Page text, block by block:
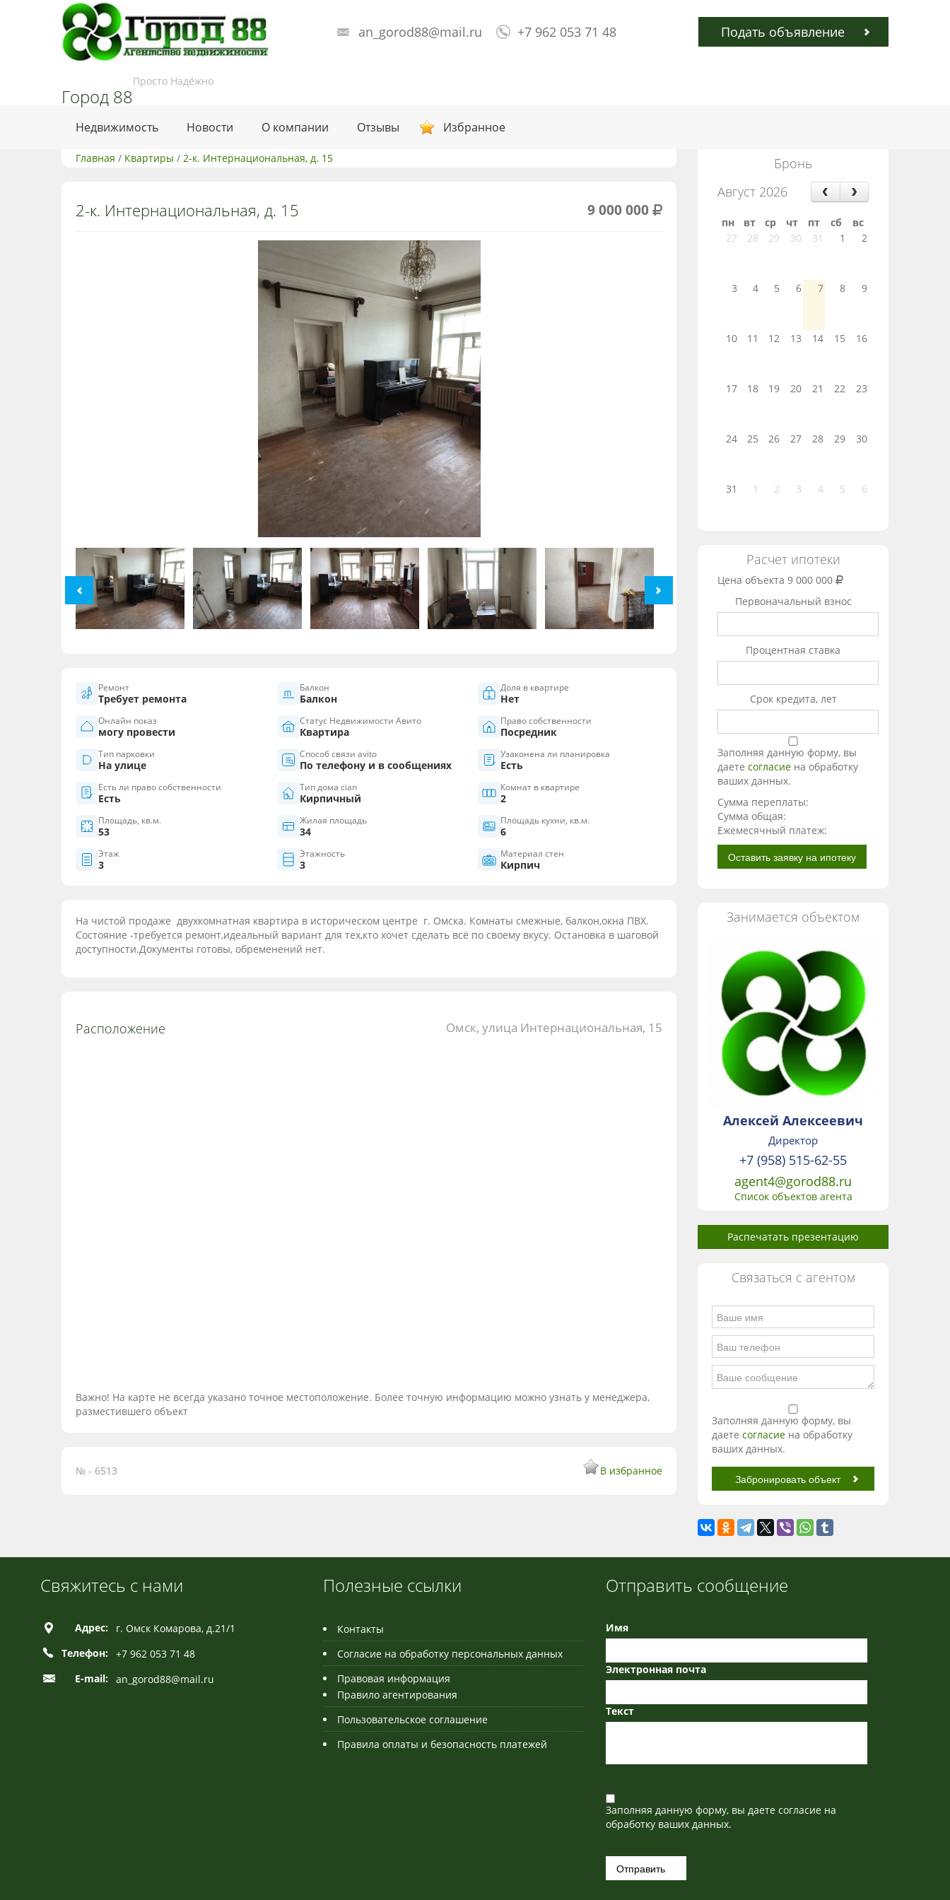
Город 88
Просто Надёжно
an_gorod88@mail.ru +7 962 053 71 48 Подать объявление
Недвижимость Новости О компании Отзывы Избранное
Главная / Квартиры / 2-к. Интернациональная, д. 15
2-к. Интернациональная, д. 15 9 000 000
Ремонт
Требует ремонта
Балкон
Балкон
Доля в квартире
Нет
Онлайн показ
могу провести
Статус Недвижимости Авито
Квартира
Право собственности
Посредник
Тип парковки
На улице
Способ связи avito
По телефону и в сообщениях
Узаконена ли планировка
Есть
Есть ли право собственности
Есть
Тип дома cian
Кирпичный
Комнат в квартире
2
Площадь, кв.м.
53
Жилая площадь
34
Площадь кухни, кв.м.
6
Этаж
3
Этажность
3
Материал стен
Кирпич
На чистой продаже двухкомнатная квартира в историческом центре г. Омска. Комнаты смежные, балкон,окна ПВХ.
Состояние -требуется ремонт,идеальный вариант для тех,кто хочет сделать всё по своему вкусу. Остановка в шаговой
доступности.Документы готовы, обременений нет.
Расположение Омск, улица Интернациональная, 15
Важно! На карте не всегда указано точное местоположение. Более точную информацию можно узнать у менеджера,
разместившего объект
№ - 6513 В избранное
Бронь
Август 2026
пн вт ср чт пт сб
вс
27
28 29 30 31 1 2
3 4 5 6 7 8 9
10 11 12 13 14 15 16
17 18 19 20 21 22 23
24 25 26 27 28 29 30
31 1 2 3 4 5 6
Расчет ипотеки
Цена объекта 9 000 000
Первоначальный взнос
Процентная ставка
Срок кредита, лет
Заполняя данную форму, вы
даете согласие на обработку
ваших данных.
Сумма переплаты:
Сумма общая:
Ежемесячный платеж:
Оставить заявку на ипотеку
Занимается объектом
Алексей Алексеевич
Директор
+7 (958) 515-62-55
agent4@gorod88.ru
Список объектов агента
Распечатать презентацию
Связаться с агентом
Заполняя данную форму, вы
даете согласие на обработку
ваших данных.
Свяжитесь с нами
Адрес:
г. Омск Комарова, д.21/1
Телефон: +7 962 053 71 48
E-mail: an_gorod88@mail.ru
Полезные ссылки
Контакты
Согласие на обработку персональных данных
Правовая информация
Правило агентирования
Пользовательское соглашение
Правила оплаты и безопасность платежей
Отправить сообщение
Имя
Электронная почта
Текст
Заполняя данную форму, вы даете согласие на
обработку ваших данных.